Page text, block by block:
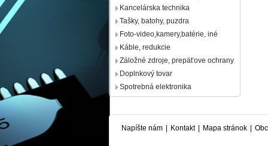
Kancelárska technika
Tašky, batohy, puzdra
Foto-video,kamery,batérie, iné
Káble, redukcie
Záložné zdroje, prepäťove ochrany
Doplnkový tovar
Spotrebná elektronika
Napíšte nám Kontakt Mapa stránok